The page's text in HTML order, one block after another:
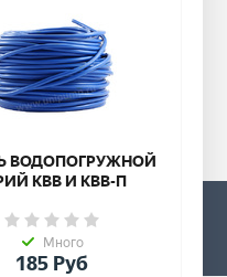
ВОДОПОГРУЖНОЙ
КВВ И КВВ-П
Много
185Руб